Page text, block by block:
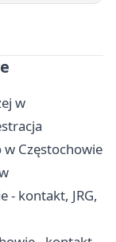
w
w Częstochowie
- kontakt, JRG,